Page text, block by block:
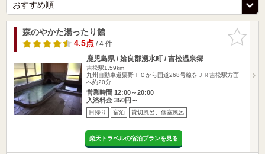
お気に入
りに追加
森のやかた湯ったり館
4.5点/ 4 件
鹿児島県 / 姶良郡湧水町 / 吉松温泉郷
吉松駅1.59km
九州自動車道栗野ＩＣから国道268号線をＪＲ吉松駅方面
へ約20分
営業時間 12:00～20:00
入浴料金 350円～
日帰り 宿泊 貸切風呂、個室風呂
楽天トラベルの宿泊プランを見る